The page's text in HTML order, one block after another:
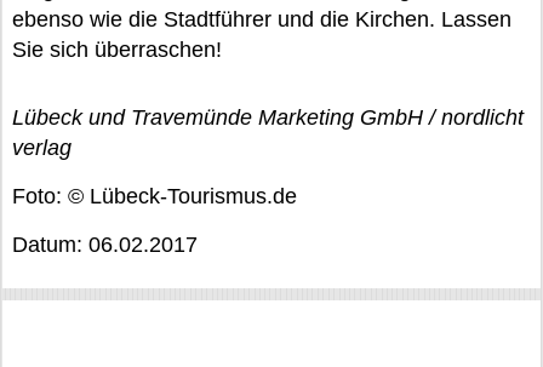
ebenso wie die Stadtführer und die Kirchen. Lassen
Sie sich überraschen!
Lübeck und Travemünde Marketing GmbH / nordlicht
verlag
Foto: © Lübeck-Tourismus.de
Datum: 06.02.2017